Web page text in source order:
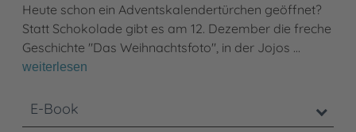
Heute schon ein Adventskalendertürchen geöffnet?
Statt Schokolade gibt es am 12. Dezember die freche
Geschichte "Das Weihnachtsfoto", in der Jojos …
weiterlesen
E-Book